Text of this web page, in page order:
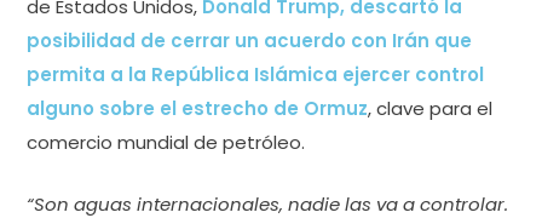
de Estados Unidos, Donald Trump, descartó la
posibilidad de cerrar un acuerdo con Irán que
permita a la República Islámica ejercer control
alguno sobre el estrecho de Ormuz, clave para el
comercio mundial de petróleo.
“Son aguas internacionales, nadie las va a controlar.